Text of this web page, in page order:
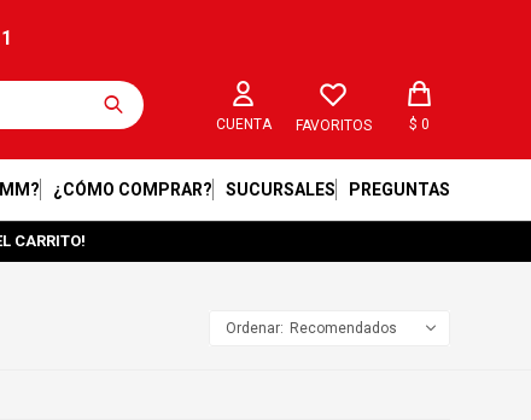
¿CÓMO COMPRAR? SUCURSALES PREGUNTAS
FAVORITOS $ 0
CARRITO!
Recomendados